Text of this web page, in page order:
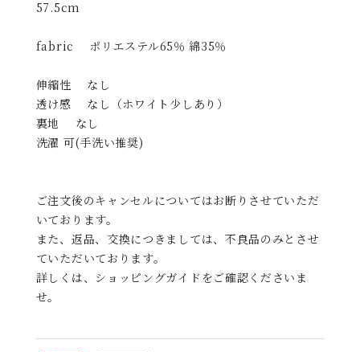
57.5cm
fabric ポリエステル65％ 綿35％
伸縮性 なし
透け感 なし（ホワイト少しあり）
裏地 なし
洗濯 可(手洗い推奨)
ご注文後のキャンセルについてはお断りさせていただ
いております。
また、返品、交換につきましては、不良品のみとさせ
ていただいております。
詳しくは、ショッピングガイドをご確認くださいま
せ。